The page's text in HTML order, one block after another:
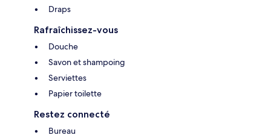
Draps
Rafraîchissez-vous
Douche
Savon et shampoing
Serviettes
Papier toilette
Restez connecté
Bureau